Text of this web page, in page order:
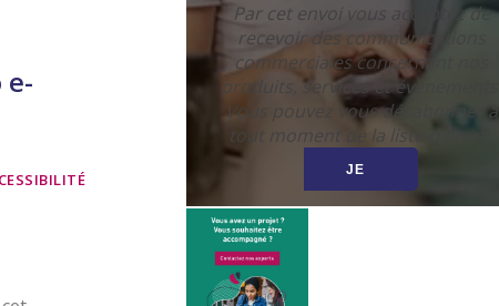
Par cet envoi vous acceptez de
recevoir des communications
commerciales concernant nos
produits, services et évènements.
Vous pouvez vous désabonner à
tout moment de la liste d'envoi.